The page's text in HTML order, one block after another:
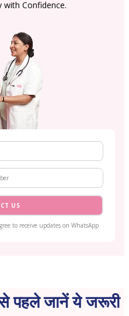
with Confidence.
US
to receive updates on WhatsApp
पहले जानें ये जरूरी